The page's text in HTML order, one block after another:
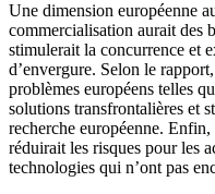
Une dimension européenne
commercialisation aurait des
stimulerait la concurrence et
d’envergure. Selon le
problèmes européens telles
solutions transfrontalières et
recherche européenne.
réduirait les risques pour les
technologies qui n’ont pas